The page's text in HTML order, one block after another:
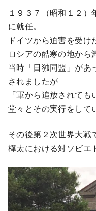
１９３７（昭和１２
に就任。
ドイツから迫害を受
ロシアの酷寒の地から
当時「日独同盟」があ
されましたが
「軍から追放されて
堂々とその実行をして
その後第２次世界大戦
樺太における対ソビエ